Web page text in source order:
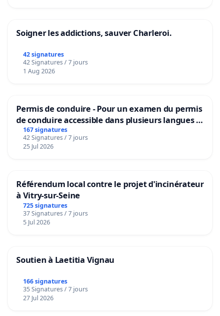
Soigner les addictions, sauver Charleroi.
42 signatures
42 Signatures / 7 jours
1 Aug 2026
Permis de conduire - Pour un examen du permis
de conduire accessible dans plusieurs langues à
Bruxelles
167 signatures
42 Signatures / 7 jours
25 Jul 2026
Référendum local contre le projet d'incinérateur
à Vitry-sur-Seine
725 signatures
37 Signatures / 7 jours
5 Jul 2026
Soutien à Laetitia Vignau
166 signatures
35 Signatures / 7 jours
27 Jul 2026